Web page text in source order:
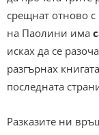
срещнат отново
на Паолини има
исках да се
разгърнах
последната
Разказите ни